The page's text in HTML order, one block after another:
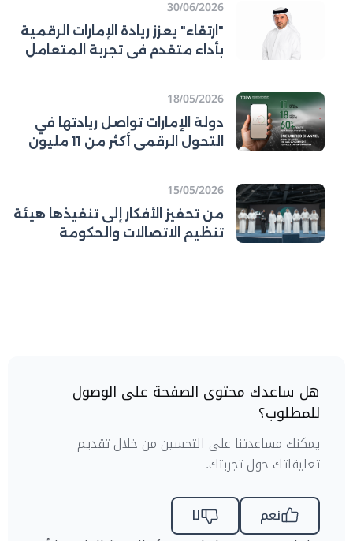
30/06/2026
"ارتقاء" يعزز ريادة الإمارات الرقمية
بأداء متقدم في تجربة المتعامل
18/05/2026
دولة الإمارات تواصل ريادتها في
التحول الرقمي أكثر من 11 مليون
15/05/2026
من تحفيز الأفكار إلى تنفيذها هيئة
تنظيم الاتصالات والحكومة
هل ساعدك محتوى الصفحة على الوصول
للمطلوب؟
يمكنك مساعدتنا على التحسين من خلال تقديم
تعليقاتك حول تجربتك.
نعم
لا